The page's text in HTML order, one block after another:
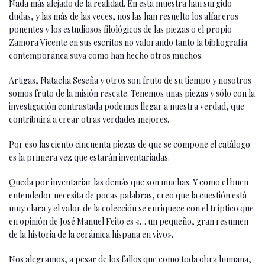
Nada más alejado de la realidad. En esta muestra han surgido
dudas, y las más de las veces, nos las han resuelto los alfareros
ponentes y los estudiosos filológicos de las piezas o el propio
Zamora Vicente en sus escritos no valorando tanto la bibliografía
contemporánea suya como han hecho otros muchos.
Artigas, Natacha Seseña y otros son fruto de su tiempo y nosotros
somos fruto de la misión rescate. Tenemos unas piezas y sólo con la
investigación contrastada podemos llegar a nuestra verdad, que
contribuirá a crear otras verdades mejores.
Por eso las ciento cincuenta piezas de que se compone el catálogo
es la primera vez que estarán inventariadas.
Queda por inventariar las demás que son muchas. Y como el buen
entendedor necesita de pocas palabras, creo que la cuestión está
muy clara y el valor de la colección se enriquece con el tríptico que
en opinión de José Manuel Feito es «… un pequeño, gran resumen
de la historia de la cerámica hispana en vivo».
Nos alegramos, a pesar de los fallos que como toda obra humana,